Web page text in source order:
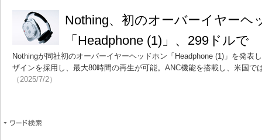
Nothing、初のオーバーイヤーヘ
「Headphone (1)」、299ドルで
Nothingが同社初のオーバーイヤーヘッドホン「Headphone (1)」を発表
ザインを採用し、最大80時間の再生が可能。ANC機能を搭載し、米国で
（2025/7/2）